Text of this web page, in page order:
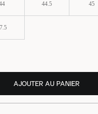
44.5 45
AJOUTER AU PANIER